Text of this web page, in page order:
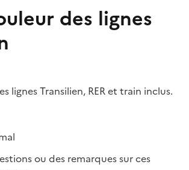
des lignes
lignes Transilien, RER et train inclus.
ou des remarques sur ces